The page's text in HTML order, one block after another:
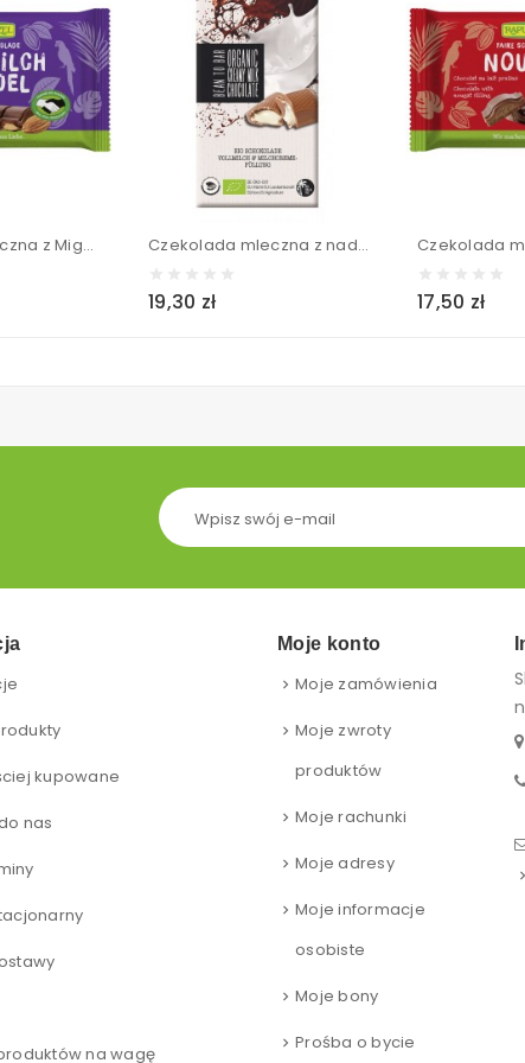
Czekolada Mleczna z Migdałami BIO - RAPUNZEL 100 g Czekolada mleczna z nadzieniem mlecznym BIO - MEYBONA 100 g
19,30 zł 17,50 zł
kupowane
nas
na wagę
Moje konto
Moje zamówienia
Moje zwroty
produktów
Moje rachunki
Moje adresy
Moje informacje
osobiste
Moje bony
Prośba o bycie